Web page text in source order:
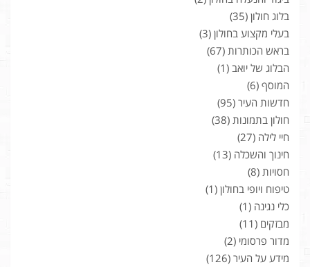
בלוג חולון (35)
בעלי מקצוע בחולון (3)
בראש הכותרות (67)
הבלוג של יואב (1)
המוסף (6)
חדשות העיר (95)
חולון בתמונות (38)
חיי לילה (27)
חינוך והשכלה (13)
חסויות (8)
טיפוח ויופי בחולון (1)
כלי נגינה (1)
מבזקים (11)
מדור פרסומי (2)
מידע על העיר (126)